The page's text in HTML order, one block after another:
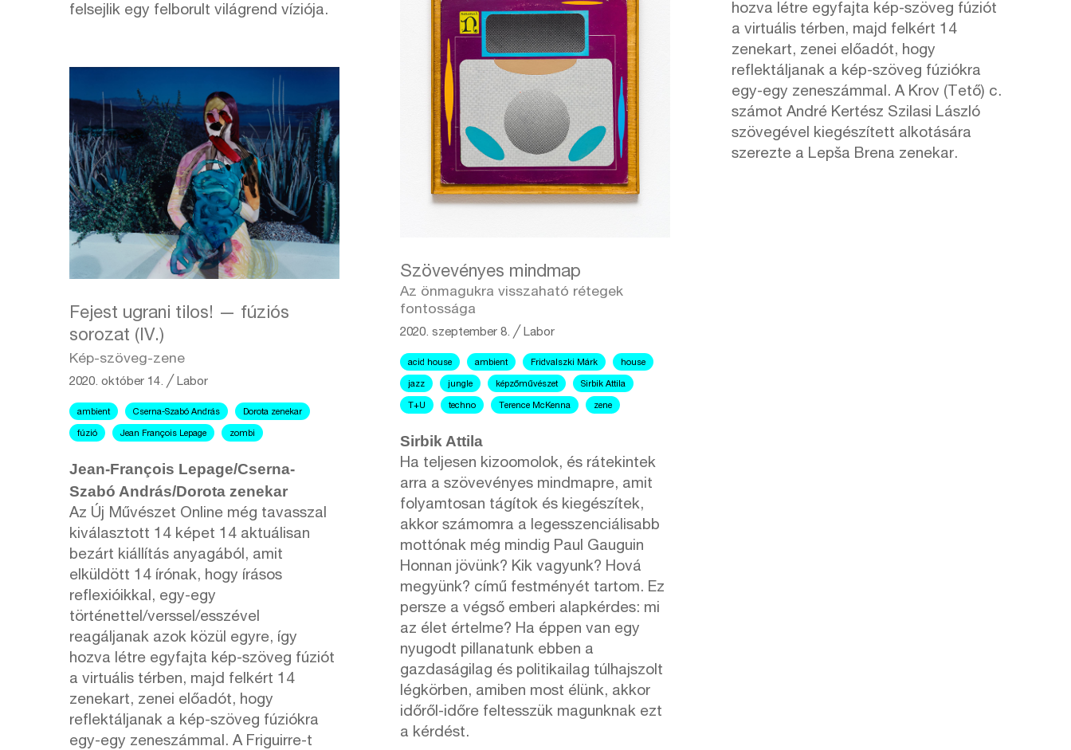
felsejlik egy felborult világrend víziója.
Fejest ugrani tilos! — fúziós
sorozat (IV.)
Kép-szöveg-zene
2020. október 14. ╱ Labor
ambient Cserna-Szabó András Dorota zenekar
fúzió Jean François Lepage zombi
Jean-François Lepage/Cserna-
Szabó András/Dorota zenekar
Az Új Művészet Online még tavasszal
kiválasztott 14 képet 14 aktuálisan
bezárt kiállítás anyagából, amit
elküldött 14 írónak, hogy írásos
reflexióikkal, egy-egy
történettel/verssel/esszével
reagáljanak azok közül egyre, így
hozva létre egyfajta kép-szöveg fúziót
a virtuális térben, majd felkért 14
zenekart, zenei előadót, hogy
reflektáljanak a kép-szöveg fúziókra
egy-egy zeneszámmal. A Friguirre-t
Szövevényes mindmap
Az önmagukra visszaható rétegek
fontossága
2020. szeptember 8. ╱Labor
acid house ambient Fridvalszki Márk house
jazz jungle képzőművészet Sirbik Attila
T+U techno Terence McKenna zene
Sirbik Attila
Ha teljesen kizoomolok, és rátekintek
arra a szövevényes mindmapre, amit
folyamtosan tágítok és kiegészítek,
akkor számomra a legesszenciálisabb
mottónak még mindig Paul Gauguin
Honnan jövünk? Kik vagyunk? Hová
megyünk? című festményét tartom. Ez
persze a végső emberi alapkérdes: mi
az élet értelme? Ha éppen van egy
nyugodt pillanatunk ebben a
gazdaságilag és politikailag túlhajszolt
légkörben, amiben most élünk, akkor
időről-időre feltesszük magunknak ezt
a kérdést.
hozva létre egyfajta kép-szöveg fúziót
a virtuális térben, majd felkért 14
zenekart, zenei előadót, hogy
reflektáljanak a kép-szöveg fúziókra
egy-egy zeneszámmal. A Krov (Tető) c.
számot André Kertész Szilasi László
szövegével kiegészített alkotására
szerezte a Lepša Brena zenekar.